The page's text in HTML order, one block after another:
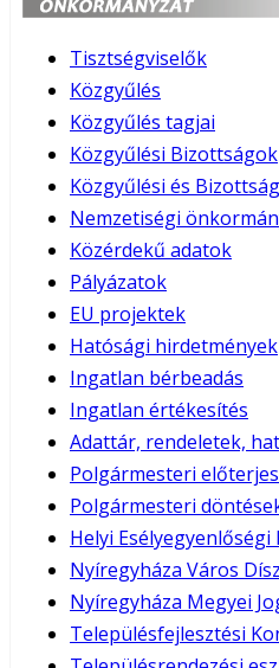
Tisztségviselők
Közgyűlés
Közgyűlés tagjai
Közgyűlési Bizottságok
Közgyűlési és
Nemzetiségi
Közérdekű adatok
Pályázatok
EU projektek
Hatósági hirdetmények
Ingatlan bérbeadás
Ingatlan értékesítés
Adattár, rendeletek,
Polgármesteri
Polgármesteri
Helyi
Nyíregyháza Város
Nyíregyháza Megyei
Településfejlesztési